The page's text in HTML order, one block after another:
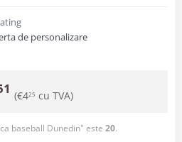
de personalizare
(€425 cu TVA)
baseball Dunedin" este 20.